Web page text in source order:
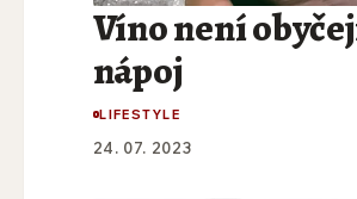
Víno není
nápoj
LIFESTYLE
24. 07. 2023